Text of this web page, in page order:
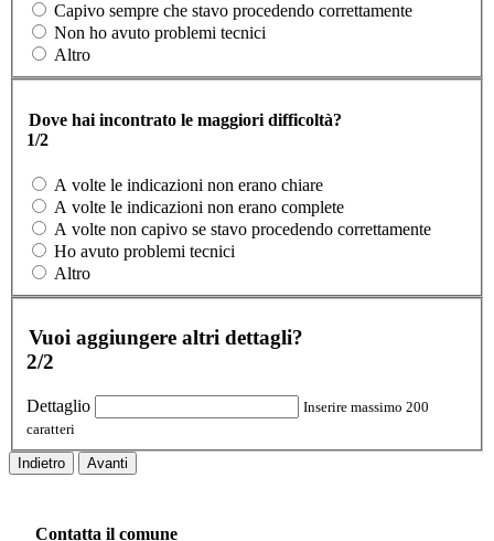
Capivo sempre che stavo procedendo correttamente
Non ho avuto problemi tecnici
Altro
Dove hai incontrato le maggiori difficoltà?
1/2
A volte le indicazioni non erano chiare
A volte le indicazioni non erano complete
A volte non capivo se stavo procedendo correttamente
Ho avuto problemi tecnici
Altro
Vuoi aggiungere altri dettagli?
2/2
Dettaglio
Inserire massimo 200
caratteri
Indietro Avanti
Contatta il comune